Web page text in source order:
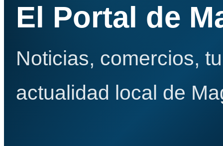
El Portal de
Noticias, comercios,
actualidad local de